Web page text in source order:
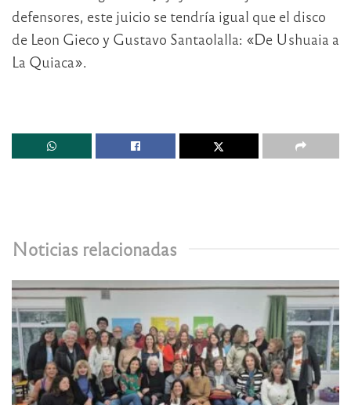
defensores, este juicio se tendría igual que el disco
de Leon Gieco y Gustavo Santaolalla: «De Ushuaia a
La Quiaca».
Noticias relacionadas